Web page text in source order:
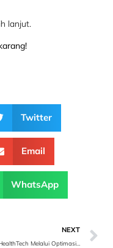
lanjut.
Twitter
Email
WhatsApp
NEXT
Sukses HealthTech Melalui Optimasi Online dan Jasa SEO Terbaik